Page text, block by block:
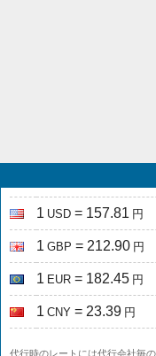
1 USD = 157.81 円
1 GBP = 212.90 円
1 EUR = 182.45 円
1 CNY = 23.39 円
代行時のレートには代行会社毎